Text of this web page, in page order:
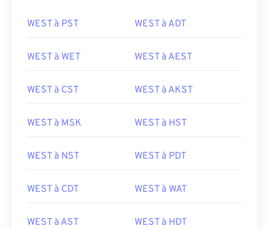
WEST à PST WEST à ADT
WEST à WET WEST à AEST
WEST à CST WEST à AKST
WEST à MSK WEST à HST
WEST à NST WEST à PDT
WEST à CDT WEST à WAT
WEST à AST WEST à HDT